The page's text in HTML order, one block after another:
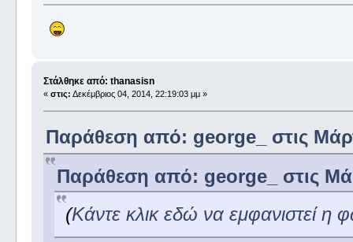
Στάλθηκε από: thanasisn
« στις: Δεκέμβριος 04, 2014, 22:19:03 μμ »
Παράθεση από: george_ στις
Παράθεση από: george_ στις
(Κάντε κλικ εδώ να εμφανιστεί η